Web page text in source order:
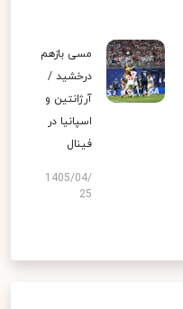
مسی بازهم
درخشید /
آرژانتین و
اسپانیا در
فینال
1405/04/
25